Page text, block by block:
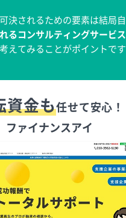
決されるための要素は結局
るコンサルティングサービス
えてみることがポイントです
資金も任せて安心！
ファイナンスアイ